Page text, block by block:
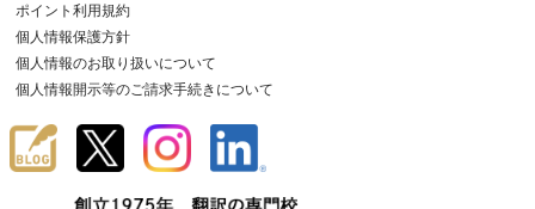
ポイント利用規約
個人情報保護方針
個人情報のお取り扱いについて
個人情報開示等のご請求手続きについて